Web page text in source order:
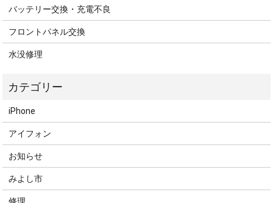
バッテリー交換・充電不良
フロントパネル交換
水没修理
iPhone
アイフォン
お知らせ
みよし市